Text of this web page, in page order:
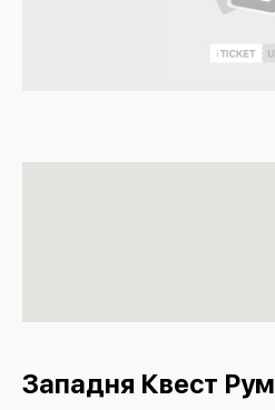
Западня Квест Рум